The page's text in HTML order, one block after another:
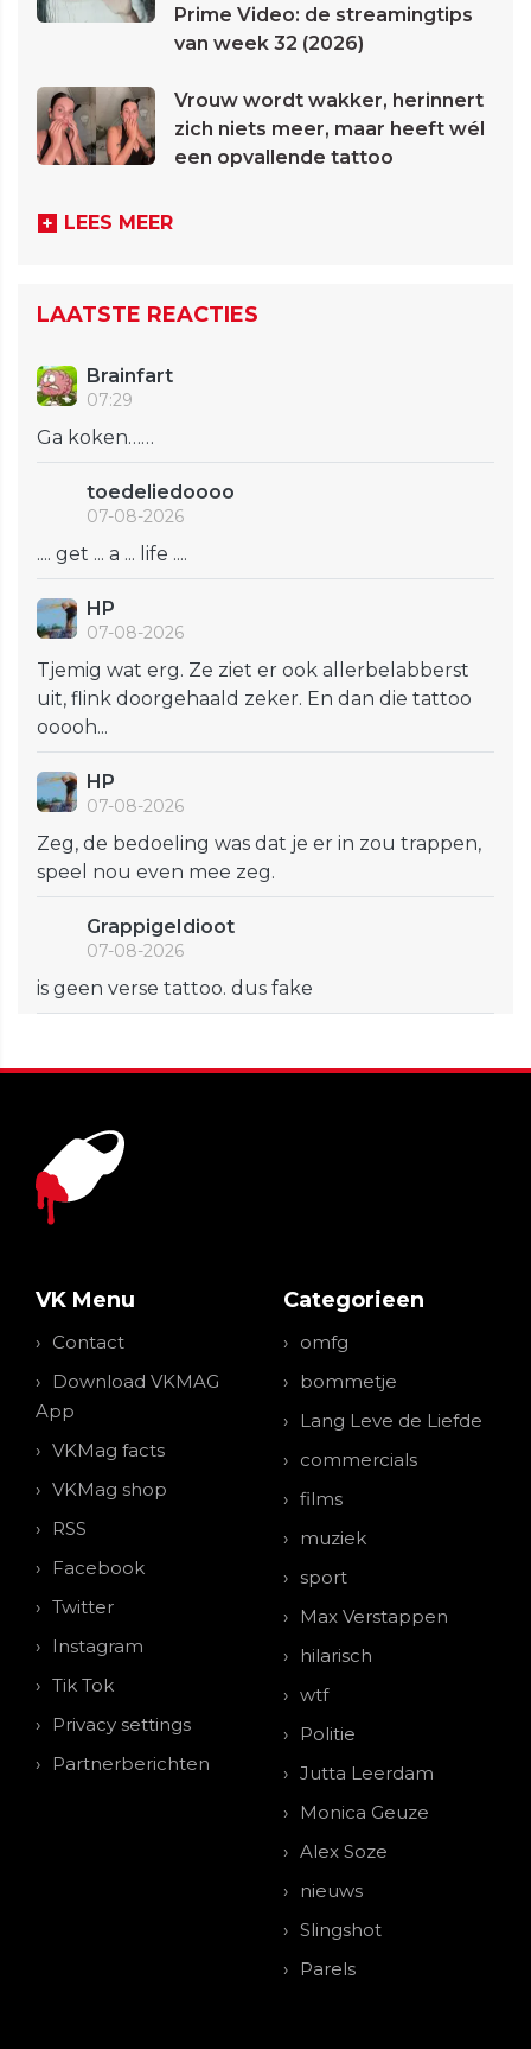
Prime Video: de streamingtips
van week 32 (2026)
Vrouw wordt wakker, herinnert
zich niets meer, maar heeft wél
een opvallende tattoo
LEES MEER
LAATSTE REACTIES
Brainfart
07:29
Ga koken……
toedeliedoooo
07-08-2026
.... get ... a ... life ....
HP
07-08-2026
Tjemig wat erg. Ze ziet er ook allerbelabberst
uit, flink doorgehaald zeker. En dan die tattoo
ooooh...
HP
07-08-2026
Zeg, de bedoeling was dat je er in zou trappen,
speel nou even mee zeg.
GrappigeIdioot
07-08-2026
is geen verse tattoo. dus fake
VK Menu
Contact
Download VKMAG
App
VKMag facts
VKMag shop
RSS
Facebook
Twitter
Instagram
Tik Tok
Privacy settings
Partnerberichten
Categorieen
omfg
bommetje
Lang Leve de Liefde
commercials
films
muziek
sport
Max Verstappen
hilarisch
wtf
Politie
Jutta Leerdam
Monica Geuze
Alex Soze
nieuws
Slingshot
Parels